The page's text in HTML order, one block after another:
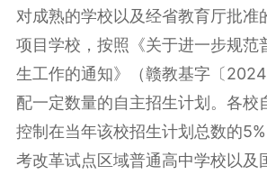
对成熟的学校以及经省教育厅批准
项目学校，按照《关于进一步规范
生工作的通知》（赣教基字〔
配一定数量的自主招生计划。各校
控制在当年该校招生计划总数的
考改革试点区域普通高中学校以及